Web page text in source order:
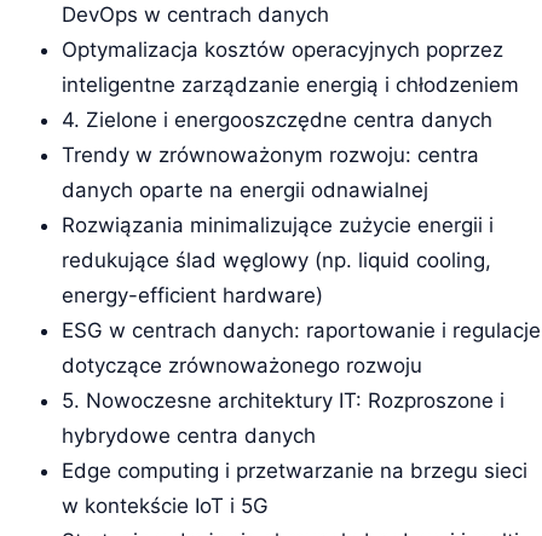
DevOps w centrach danych
Optymalizacja kosztów operacyjnych poprzez
inteligentne zarządzanie energią i chłodzeniem
4. Zielone i energooszczędne centra danych
Trendy w zrównoważonym rozwoju: centra
danych oparte na energii odnawialnej
Rozwiązania minimalizujące zużycie energii i
redukujące ślad węglowy (np. liquid cooling,
energy-efficient hardware)
ESG w centrach danych: raportowanie i regulacje
dotyczące zrównoważonego rozwoju
5. Nowoczesne architektury IT: Rozproszone i
hybrydowe centra danych
Edge computing i przetwarzanie na brzegu sieci
w kontekście IoT i 5G